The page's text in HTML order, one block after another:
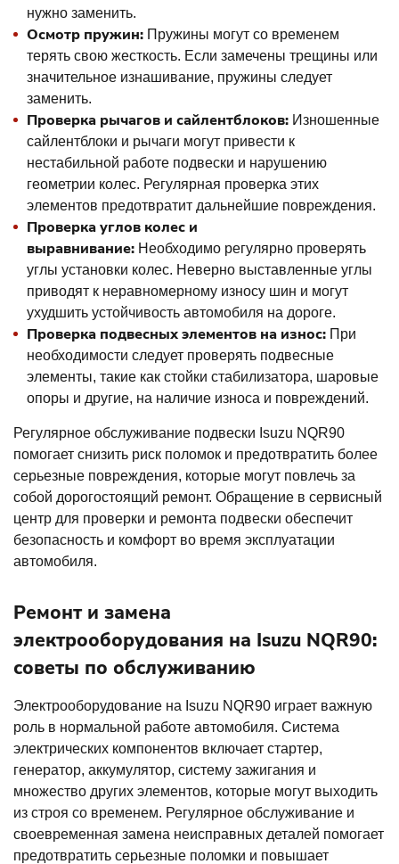
нужно заменить.
Осмотр пружин: Пружины могут со временем
терять свою жесткость. Если замечены трещины или
значительное изнашивание, пружины следует
заменить.
Проверка рычагов и сайлентблоков: Изношенные
сайлентблоки и рычаги могут привести к
нестабильной работе подвески и нарушению
геометрии колес. Регулярная проверка этих
элементов предотвратит дальнейшие повреждения.
Проверка углов колес и
выравнивание: Необходимо регулярно проверять
углы установки колес. Неверно выставленные углы
приводят к неравномерному износу шин и могут
ухудшить устойчивость автомобиля на дороге.
Проверка подвесных элементов на износ: При
необходимости следует проверять подвесные
элементы, такие как стойки стабилизатора, шаровые
опоры и другие, на наличие износа и повреждений.
Регулярное обслуживание подвески Isuzu NQR90
помогает снизить риск поломок и предотвратить более
серьезные повреждения, которые могут повлечь за
собой дорогостоящий ремонт. Обращение в сервисный
центр для проверки и ремонта подвески обеспечит
безопасность и комфорт во время эксплуатации
автомобиля.
Ремонт и замена
электрооборудования на Isuzu NQR90:
советы по обслуживанию
Электрооборудование на Isuzu NQR90 играет важную
роль в нормальной работе автомобиля. Система
электрических компонентов включает стартер,
генератор, аккумулятор, систему зажигания и
множество других элементов, которые могут выходить
из строя со временем. Регулярное обслуживание и
своевременная замена неисправных деталей помогает
предотвратить серьезные поломки и повышает